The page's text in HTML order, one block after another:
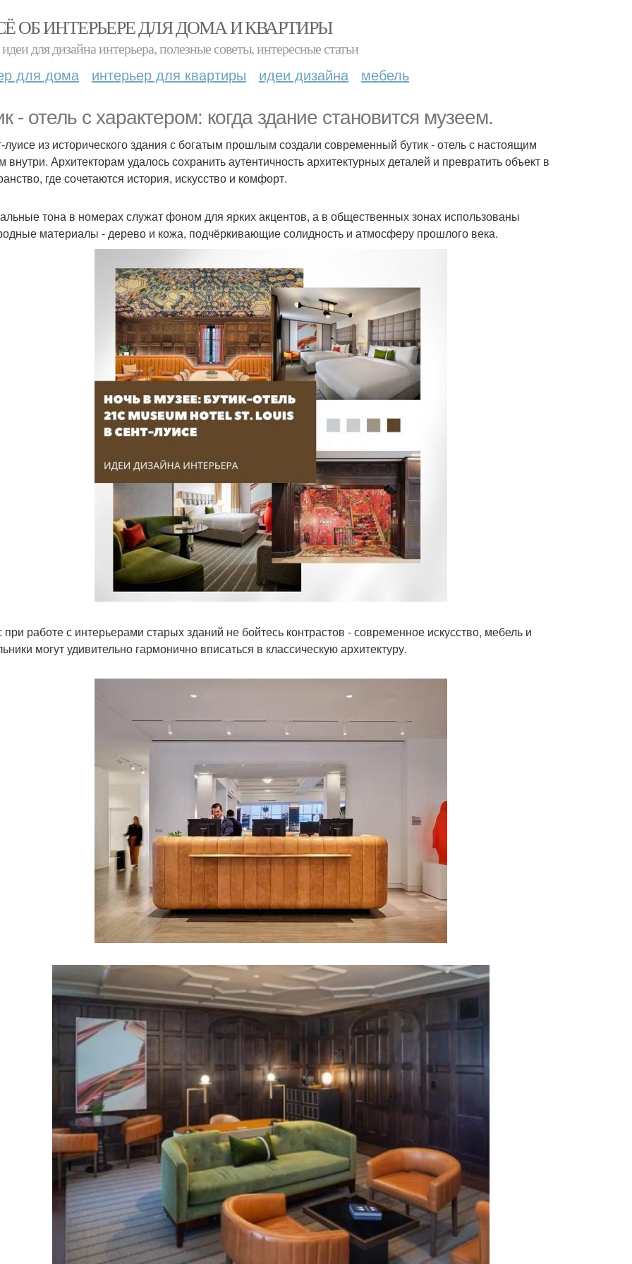
ОБ ИНТЕРЬЕРЕ ДЛЯ ДОМА И КВАРТИРЫ
для дизайна интерьера, полезные советы, интересные статьи
для дома интерьер для квартиры идеи дизайна мебель
- отель с характером: когда здание становится музеем.
луисе из исторического здания с богатым прошлым создали современный бутик - отель с настоящим
внутри. Архитекторам удалось сохранить аутентичность архитектурных деталей и превратить объект в
где сочетаются история, искусство и комфорт.
тона в номерах служат фоном для ярких акцентов, а в общественных зонах использованы
материалы - дерево и кожа, подчёркивающие солидность и атмосферу прошлого века.
при работе с интерьерами старых зданий не бойтесь контрастов - современное искусство, мебель и
могут удивительно гармонично вписаться в классическую архитектуру.